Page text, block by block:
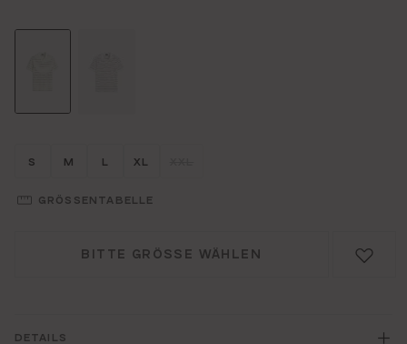
Größe wählen
S Größe wählen
M Größe wählen
L Größe wählen
XL
GRÖSSENTABELLE
BITTE GRÖSSE WÄHLEN
DETAILS